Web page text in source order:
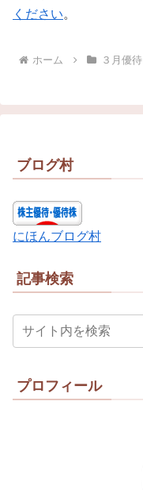
ください。
ホーム ３月優待
ブログ村
にほんブログ村
記事検索
プロフィール